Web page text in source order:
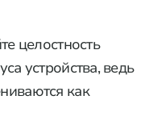
целостность
устройства, ведь
как